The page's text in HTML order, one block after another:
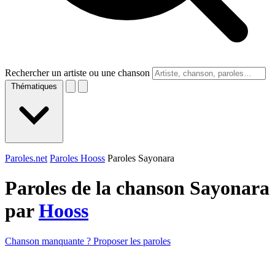
Rechercher un artiste ou une chanson
Thématiques
Paroles.net Paroles Hooss Paroles Sayonara
Paroles de la chanson Sayonara
parHooss
Chanson manquante ? Proposer les paroles